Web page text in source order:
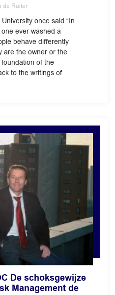
de Ruiter
once said “In
ever washed a
behave differently
are the owner or the
of the
to the writings of
De schoksgewijze
Management de